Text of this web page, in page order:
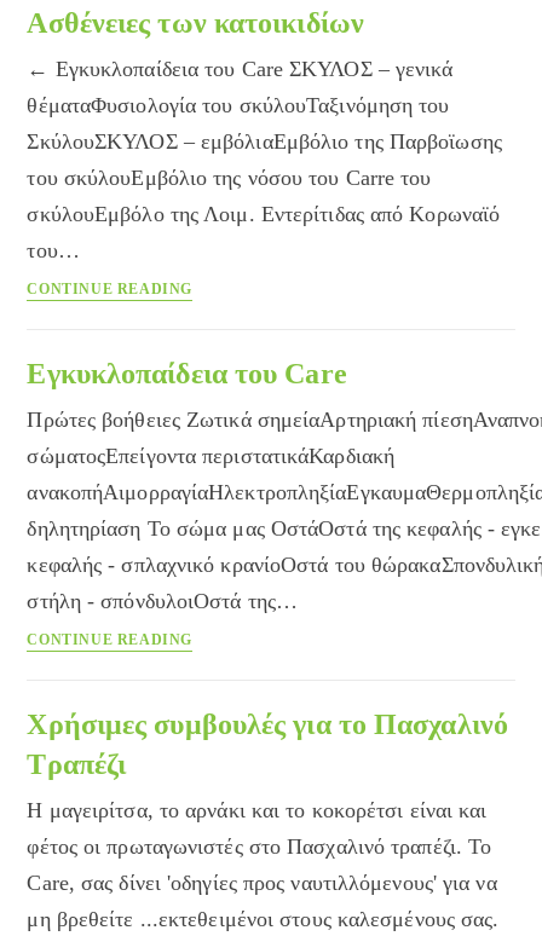
Ασθένειες των κατοικιδίων
← Εγκυκλοπαίδεια του Care ΣΚΥΛΟΣ – γενικά
θέματαΦυσιολογία του σκύλουΤαξινόμηση του
ΣκύλουΣΚΥΛΟΣ – εμβόλιαΕμβόλιο της Παρβοϊωσης
του σκύλουΕμβόλιο της νόσου του Carre του
σκύλουΕμβόλο της Λοιμ. Εντερίτιδας από Κορωναϊό
του…
CONTINUE READING
Εγκυκλοπαίδεια του Care
Πρώτες βοήθειες Ζωτικά σημείαΑρτηριακή
σώματοςΕπείγοντα περιστατικάΚαρδιακή
δηλητηρίαση Το σώμα μας ΟστάΟστά της κεφαλής -
κεφαλής - σπλαχνικό κρανίοΟστά του
στήλη - σπόνδυλοιΟστά της…
CONTINUE READING
Χρήσιμες συμβουλές για το Πασχαλινό
Τραπέζι
Η μαγειρίτσα, το αρνάκι και το κοκορέτσι είναι και
φέτος οι πρωταγωνιστές στο Πασχαλινό τραπέζι. Το
Care, σας δίνει 'οδηγίες προς ναυτιλλόμενους' για να
μη βρεθείτε ...εκτεθειμένοι στους καλεσμένους σας.